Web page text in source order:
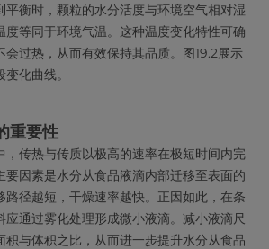
平衡时，颗粒的水分活度与环境空气相对湿
度等同于环境气温。这种温度变化特性可确
会过热，从而有效保持其品质。图19.2展示
化曲线。
重要性
，传热与传质以极高的速率在极短时间内完
要因素是水分从食品液滴内部迁移至表面的
路径越短，干燥速率越快。正因如此，在条
通过雾化处理形成微小液滴。减小液滴尺
积与体积之比，从而进一步提升水分从食品